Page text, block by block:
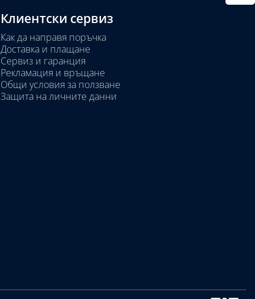
Клиентски сервиз
Как да направя поръчка
Доставка и плащане
Сервиз и гаранция
Рекламация и връщане
Общи условия за ползване
Защита на личните данни